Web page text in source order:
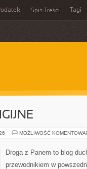
Spis Treści Tagi
MOŻLIWOŚĆ
Droga z Panem to blog
przewodnikiem w